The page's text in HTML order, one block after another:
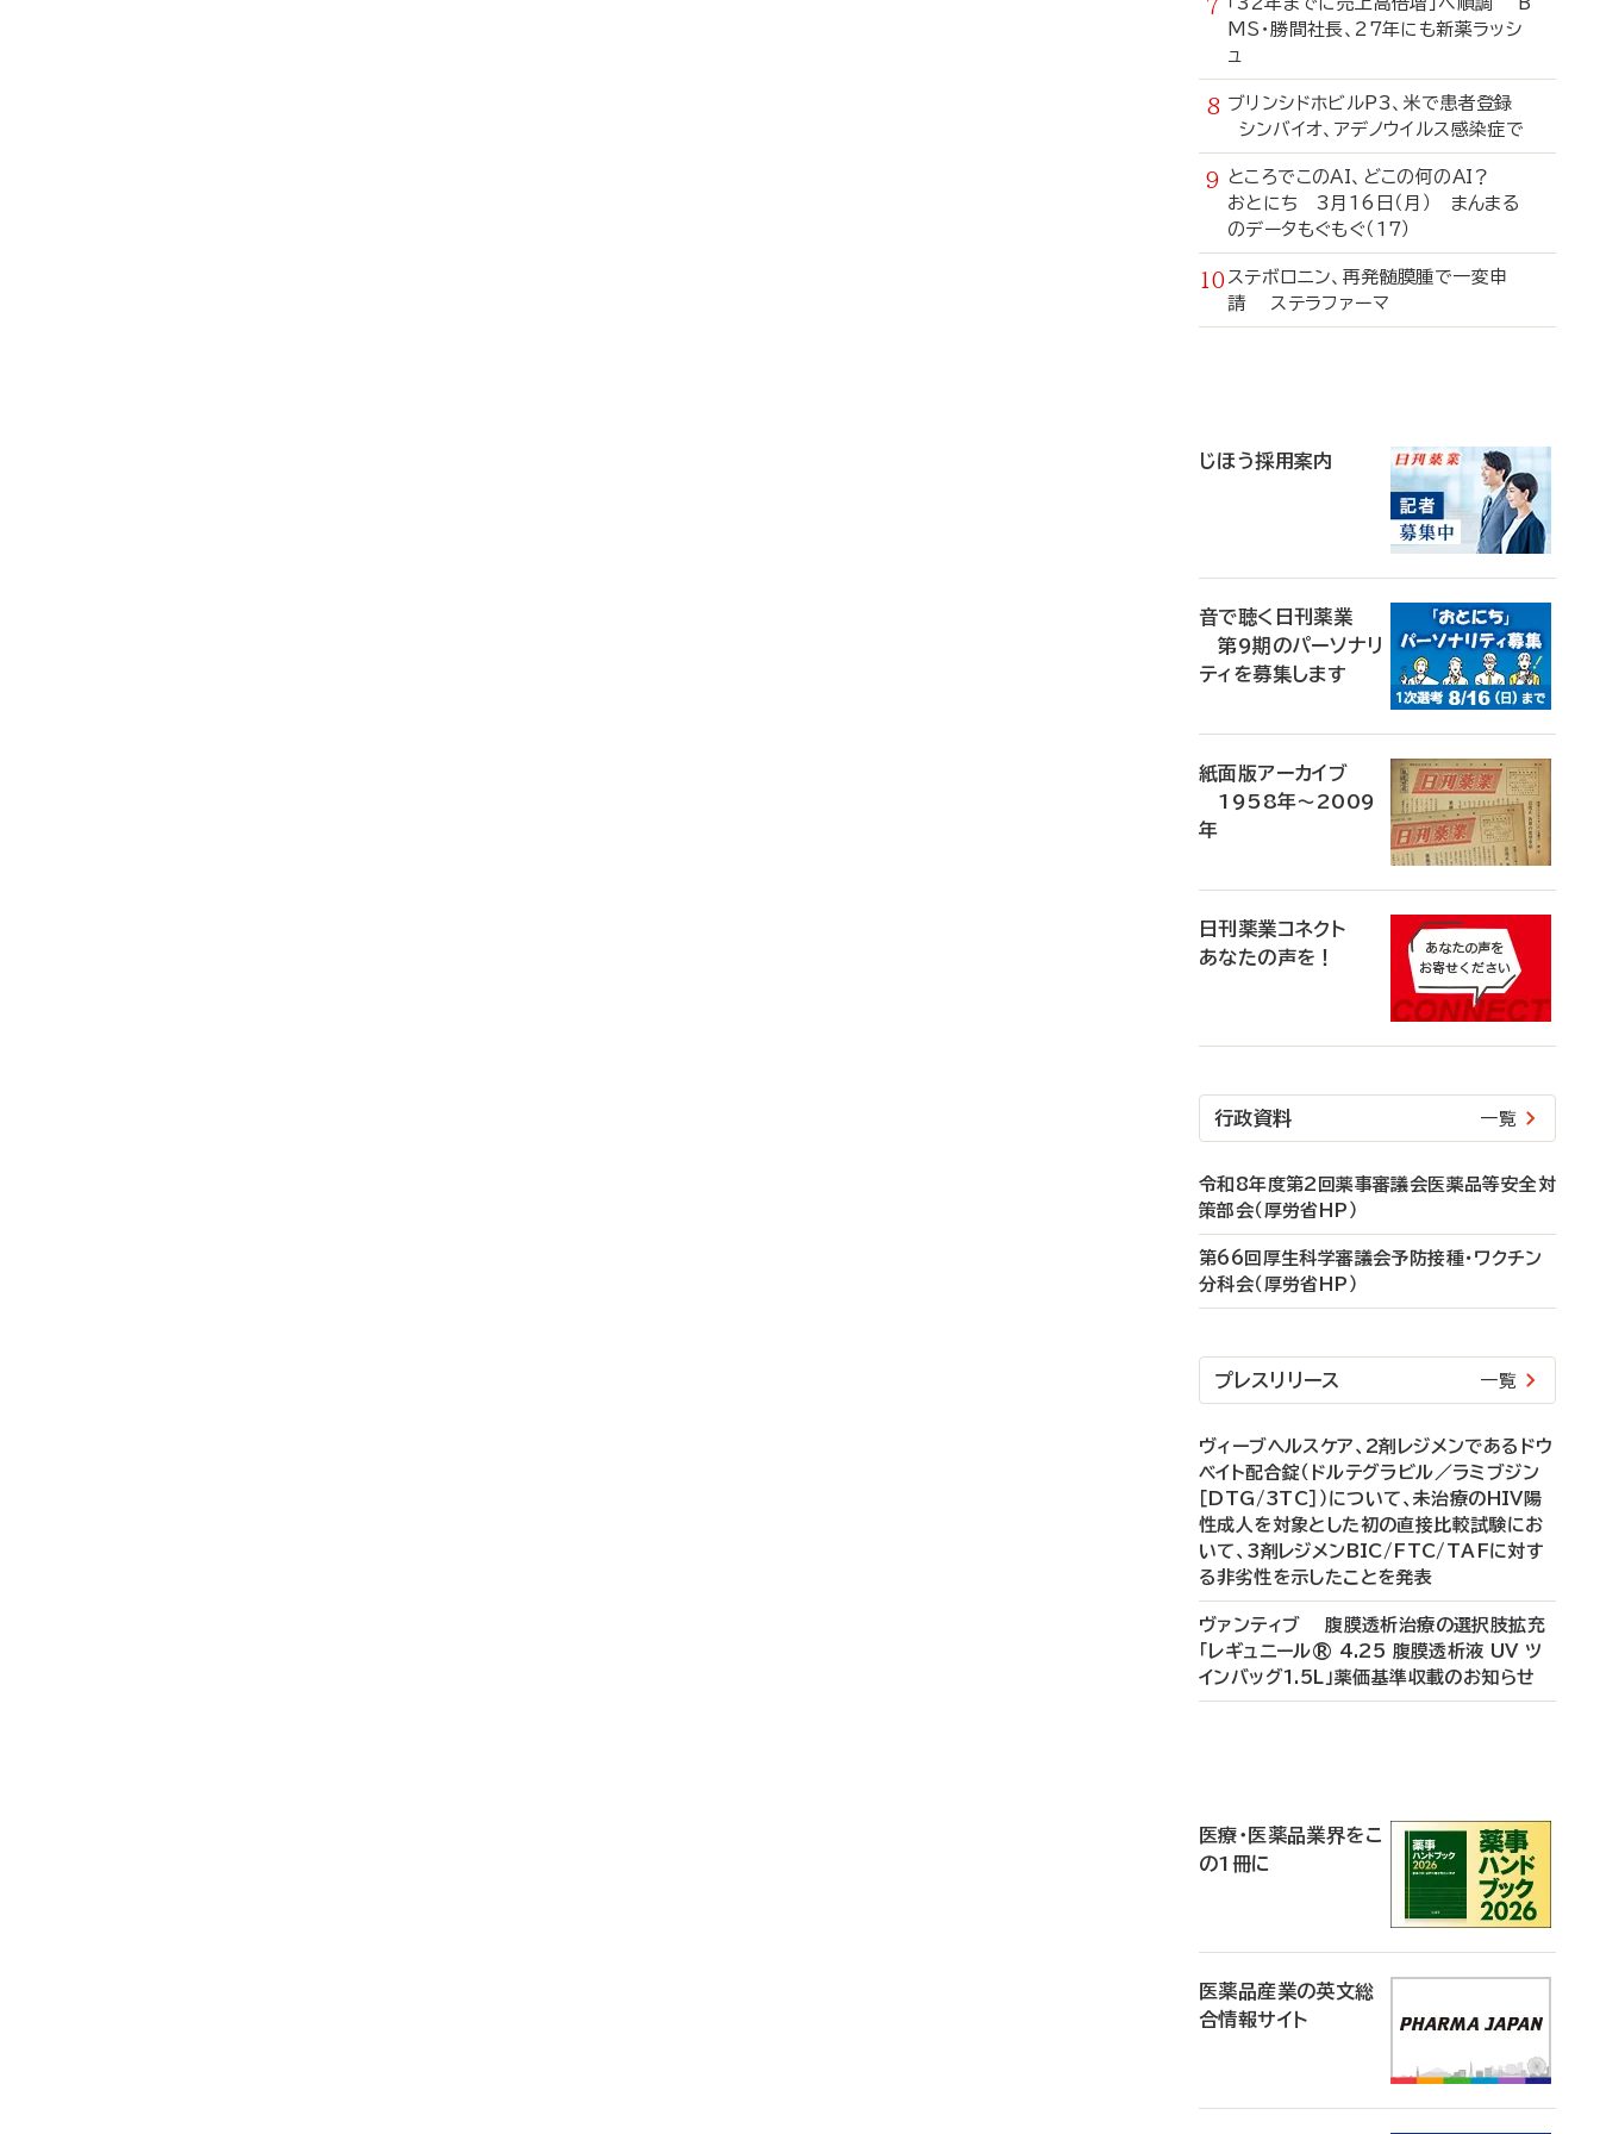
MS・勝間社長、27年にも新薬ラッシ
ュ
ブリンシドホビルP3、米で患者登録
シンバイオ、アデノウイルス感染症で
ところでこのAI、どこの何のAI？
おとにち 3月16日（月） まんまる
のデータもぐもぐ（17）
ステボロニン、再発髄膜腫で一変申
請 ステラファーマ
じほう採用案内
音で聴く日刊薬業
第9期のパーソナリ
ティを募集します
紙面版アーカイブ
1958年～2009
年
日刊薬業コネクト
あなたの声を！
行政資料 一覧
令和8年度第2回薬事審議会医薬品等安全対
策部会（厚労省HP）
第66回厚生科学審議会予防接種・ワクチン
分科会（厚労省HP）
プレスリリース 一覧
ヴィーブヘルスケア、2剤レジメンであるドウ
ベイト配合錠（ドルテグラビル／ラミブジン
［DTG/3TC］）について、未治療のHIV陽
性成人を対象とした初の直接比較試験にお
いて、3剤レジメンBIC/FTC/TAFに対す
る非劣性を示したことを発表
ヴァンティブ 腹膜透析治療の選択肢拡充
「レギュニール® 4.25 腹膜透析液 UV ツ
インバッグ1.5L」薬価基準収載のお知らせ
医療・医薬品業界をこ
の1冊に
医薬品産業の英文総
合情報サイト